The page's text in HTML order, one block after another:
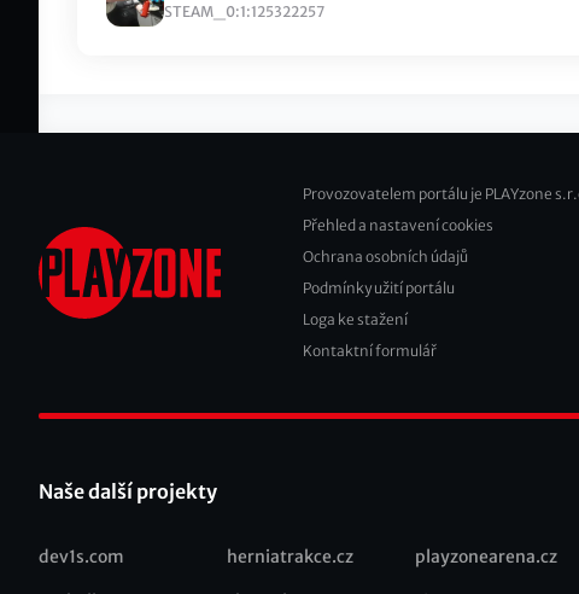
STEAM_0:1:125322257
Footer
2
Provozovatelem portálu je PLAYzone
Přehled a nastavení cookies
Ochrana osobních údajů
Podmínky užití portálu
Loga ke stažení
Kontaktní formulář
Naše další projekty
dev1s.com herniatrakce.cz playzonearena.cz